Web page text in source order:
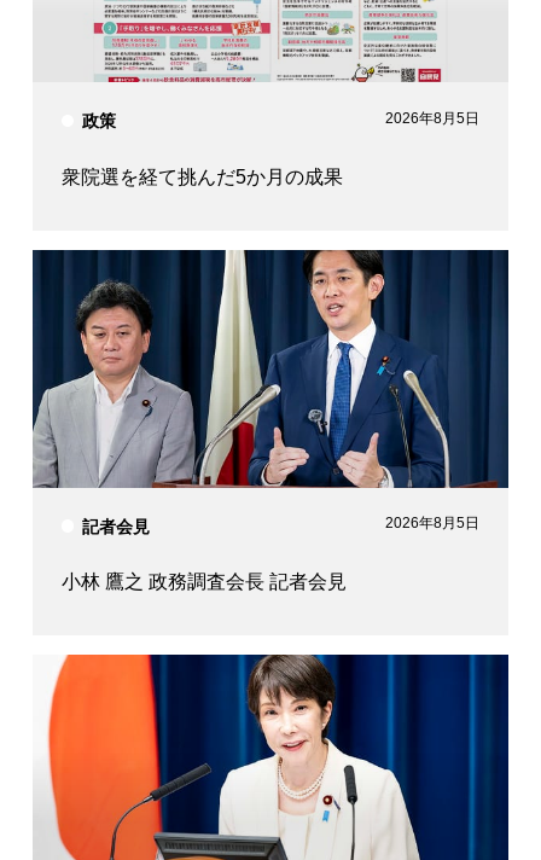
衆議院議員
西村 康稔
衆議院議員
小林 鷹之
参議院議員
有村 治子
政策 2026年8月5日
衆院選を経て挑んだ5か月の成果
記者会見 2026年8月5日
小林 鷹之 政務調査会長 記者会見